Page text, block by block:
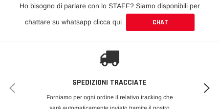
Taratura Club Sport: molle e idraulica leggermente più rigide della
gamma Street, ideali per i trackday con uso quotidiano dell'auto.
Raccordi dei tubi freno a specifica OEM, trattamento anticorrosione e
Rateo molle: 7 kgF/mm (anteriore) e 7 kgF/mm (posteriore)
Ho bisogno di parlare con lo STAFF? Siamo disponibili per
chattare su whatsapp clicca qui CHAT
SPEDIZIONI TRACCIATE
Forniamo per ogni ordine il relativo tracking che